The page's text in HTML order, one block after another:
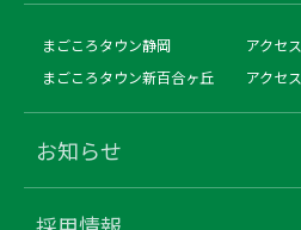
まごころタウン静岡
アクセス
まごころタウン新百合ヶ丘
アクセス
お知らせ